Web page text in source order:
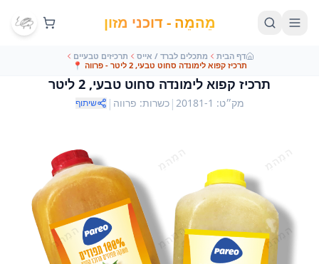
מֵהמֵה - דוכני מזון
דף הבית מתכלים לברד / אייס
תרכיזים טבעיים
תרכיז קפוא לימונדה סחוט טבעי, 2 ליטר - פרווה
📍
תרכיז קפוא לימונדה סחוט טבעי, 2 ליטר
מק״ט:
20181-1
|כשרות: פרווה | שיתוף